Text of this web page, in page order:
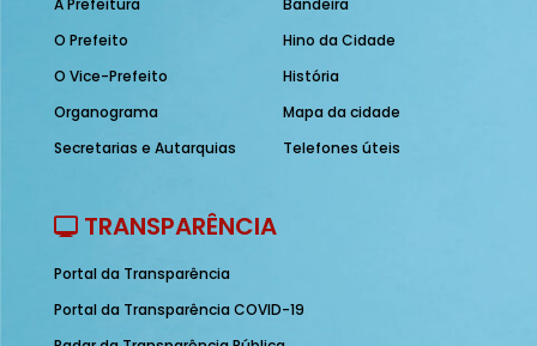
A Prefeitura
O Prefeito
O Vice-Prefeito
Organograma
Secretarias e Autarquias
Bandeira
Hino da Cidade
História
Mapa da cidade
Telefones úteis
TRANSPARÊNCIA
Portal da Transparência
Portal da Transparência COVID-19